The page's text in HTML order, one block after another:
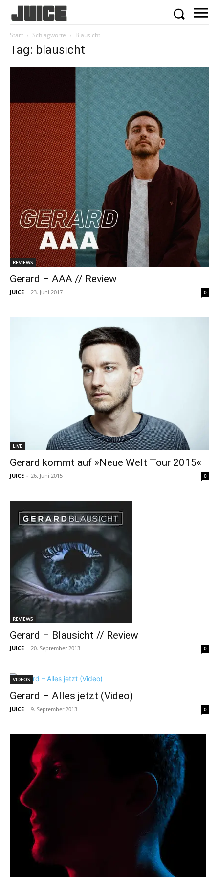
Start Schlagworte Blausicht
Tag: blausicht
REVIEWS
Gerard – AAA // Review
JUICE - 23. Juni 2017 0
LIVE
Gerard kommt auf »Neue Welt Tour 2015«
JUICE - 26. Juni 2015 0
REVIEWS
Gerard – Blausicht // Review
JUICE - 20. September 2013 0
VIDEOS
Gerard – Alles jetzt (Video)
JUICE - 9. September 2013 0